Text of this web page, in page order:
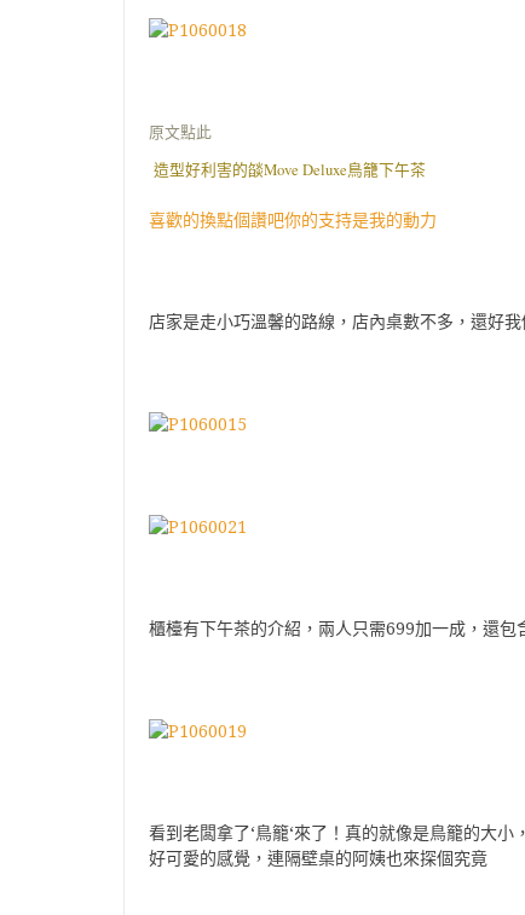
原文點此
造型好利害的燄Move Deluxe鳥籠下午茶
喜歡的換點個讚吧你的支持是我的動力
店家是走小巧溫馨的路線，店內桌數不多，還好
櫃檯有下午茶的介紹，兩人只需699加一成，還包
看到老闆拿了‘ 鳥籠‘來了！真的就像是鳥籠的大小
好可愛的感覺，連隔壁桌的阿姨也來探個究竟